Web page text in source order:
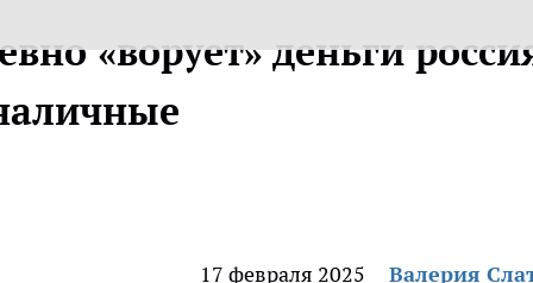
«ворует» деньги
17 февраля 2025 Валерия